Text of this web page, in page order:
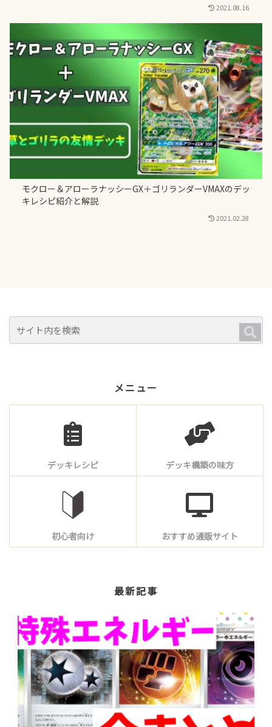
2021.08.16
モクロー＆アローラナッシーGX＋ゴリランダーVMAXのデッ
キレシピ紹介と解説
2021.02.28
メニュー
デッキレシピ デッキ構築の味方
初心者向け おすすめ通販サイト
最新記事